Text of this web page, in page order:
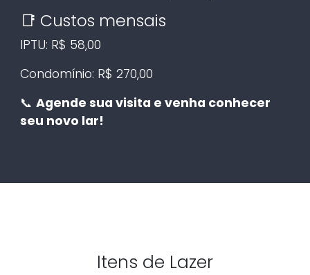
📑 Custos mensais
IPTU: R$ 58,00
Condomínio: R$ 270,00
📞 Agende sua visita e venha conhecer
seu novo lar!
Itens de Lazer